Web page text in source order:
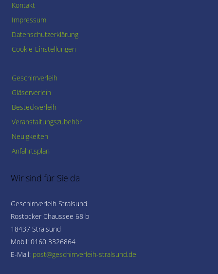
Kontakt
Impressum
Datenschutzerklärung
Cookie-Einstellungen
Geschirrverleih
Gläserverleih
Besteckverleih
Veranstaltungszubehör
Neuigkeiten
Anfahrtsplan
Wir sind für Sie da
Geschirrverleih Stralsund
Rostocker Chaussee 68 b
18437 Stralsund
Mobil: 0160 3326864
E-Mail: